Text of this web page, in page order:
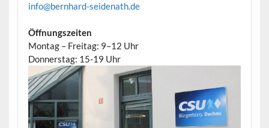
info@bernhard-seidenath.de
Öffnungszeiten
Montag – Freitag: 9–12 Uhr
Donnerstag: 15-19 Uhr